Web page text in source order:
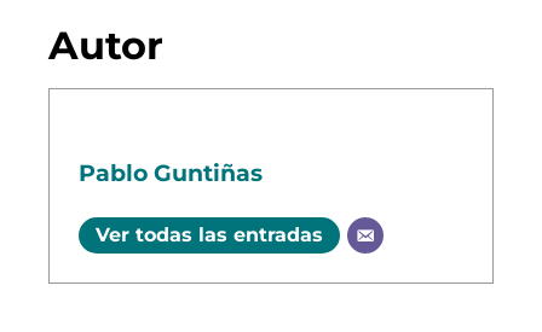
Autor
Pablo Guntiñas
Ver todas las entradas